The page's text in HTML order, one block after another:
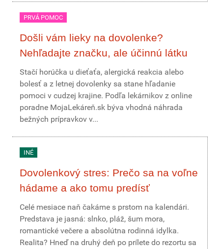
PRVÁ POMOC
Došli vám lieky na dovolenke?
Nehľadajte značku, ale účinnú látku
Stačí horúčka u dieťaťa, alergická reakcia alebo
bolesť a z letnej dovolenky sa stane hľadanie
pomoci v cudzej krajine. Podľa lekárnikov z online
poradne MojaLekáreň.sk býva vhodná náhrada
bežných prípravkov v...
INÉ
Dovolenkový stres: Prečo sa na voľne
hádame a ako tomu predísť
Celé mesiace naň čakáme s prstom na kalendári.
Predstava je jasná: slnko, pláž, šum mora,
romantické večere a absolútna rodinná idylka.
Realita? Hneď na druhý deň po prílete do rezortu sa